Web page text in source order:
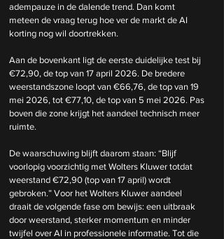
adempauze in de dalende trend. Dan komt
meteen de vraag terug hoe ver de markt de AI
korting nog wil doortrekken.
Aan de bovenkant ligt de eerste duidelijke test bij
€72,90, de top van 17 april 2026. De bredere
weerstandszone loopt van €66,76, de top van 19
mei 2026, tot €77,10, de top van 5 mei 2026. Pas
boven die zone krijgt het aandeel technisch meer
ruimte.
De waarschuwing blijft daarom staan: “Blijf
voorlopig voorzichtig met Wolters Kluwer totdat
weerstand €72,90 (top van 17 april) wordt
gebroken.” Voor het Wolters Kluwer aandeel
draait de volgende fase om bewijs: een uitbraak
door weerstand, sterker momentum en minder
twijfel over AI in professionele informatie. Tot die